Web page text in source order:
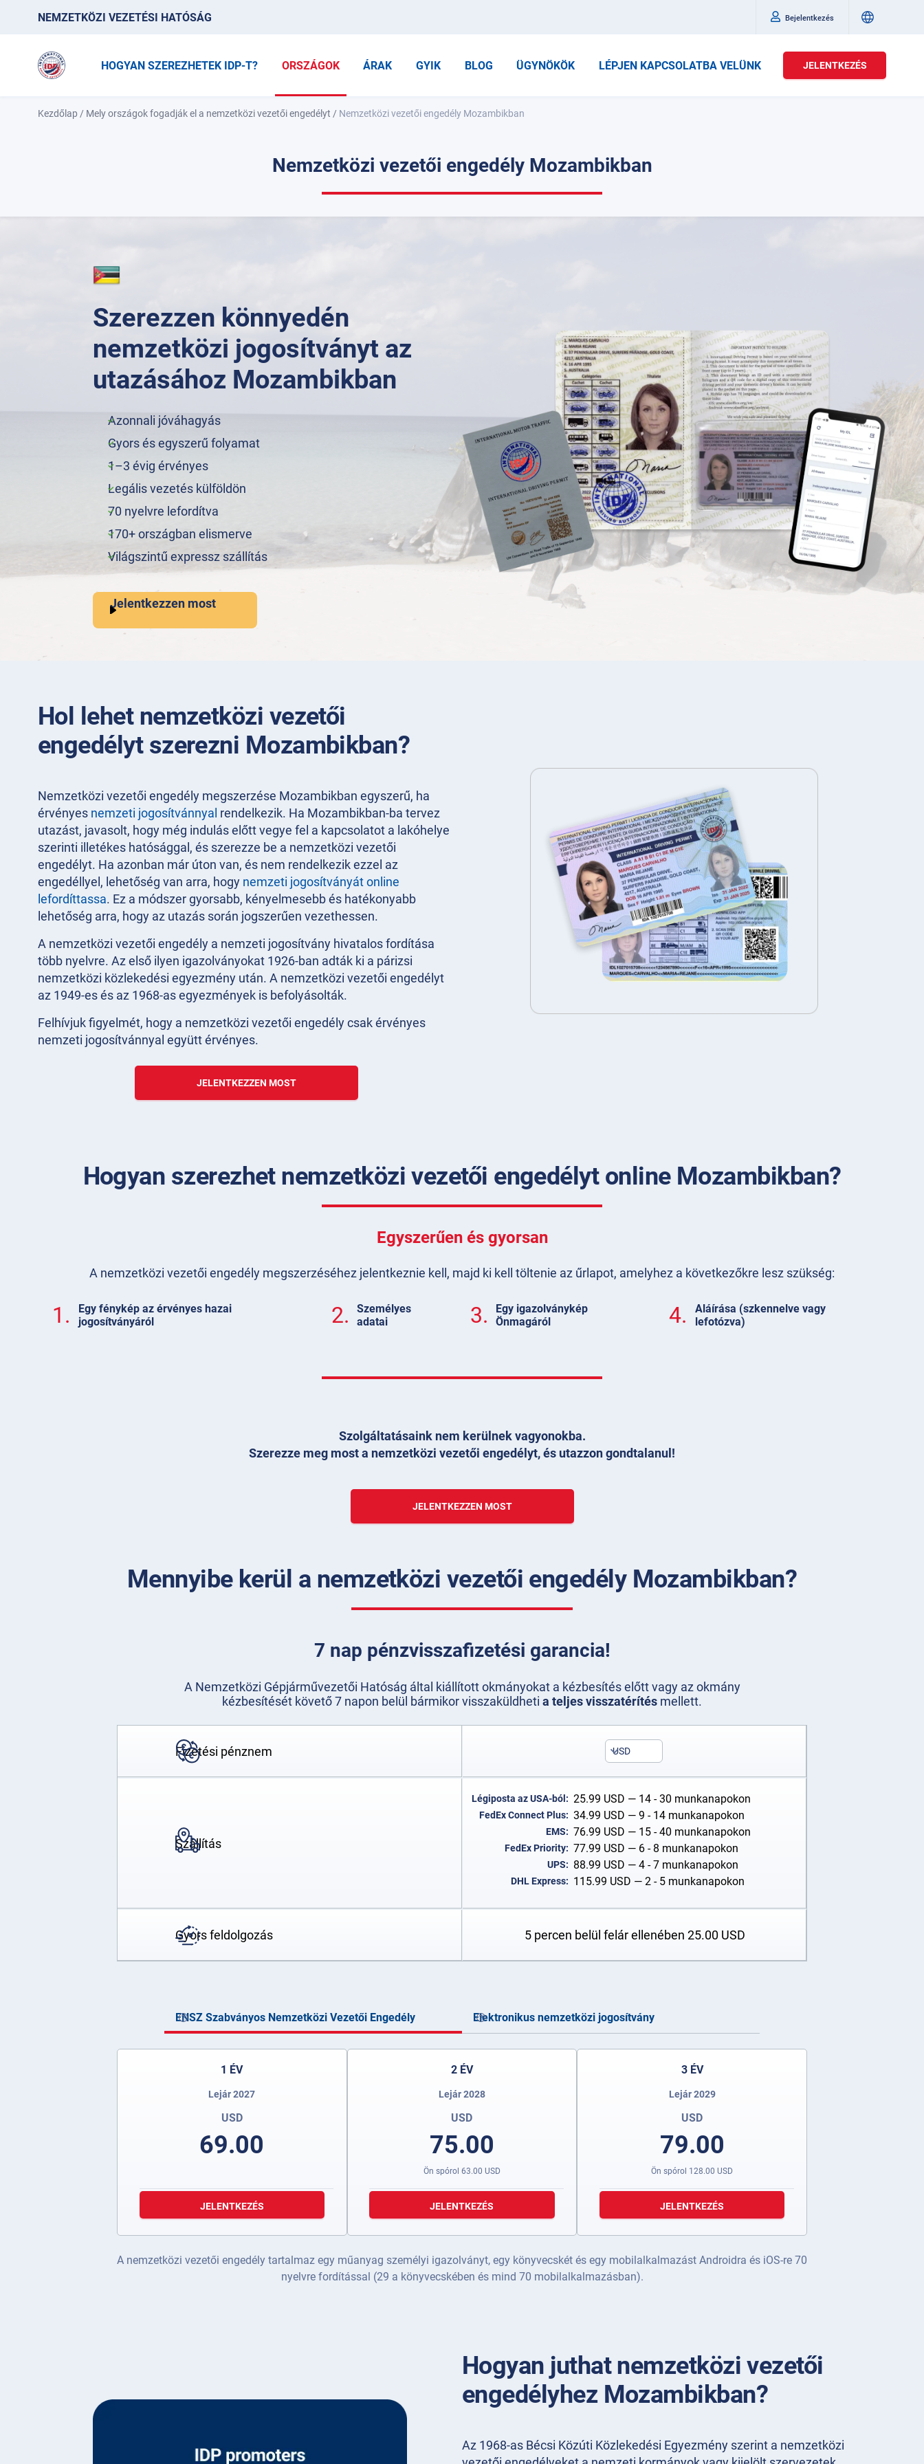
NEMZETKÖZI VEZETÉSI HATÓSÁG Bejelentkezés
HOGYAN SZEREZHETEK IDP-T? ORSZÁGOK ÁRAK GYIK BLOG ÜGYNÖKÖK LÉPJEN KAPCSOLATBA VELÜNK JELENTKEZÉS
Kezdőlap / Mely országok fogadják el a nemzetközi vezetői engedélyt / Nemzetközi vezetői engedély Mozambikban
Nemzetközi vezetői engedély Mozambikban
Szerezzen könnyedén
nemzetközi jogosítványt az
utazásához Mozambikban
Azonnali jóváhagyás
Gyors és egyszerű folyamat
1–3 évig érvényes
Legális vezetés külföldön
70 nyelvre lefordítva
170+ országban elismerve
Világszintű expressz szállítás
Jelentkezzen most
Hol lehet nemzetközi vezetői
engedélyt szerezni Mozambikban?
Nemzetközi vezetői engedély megszerzése Mozambikban egyszerű, ha
érvényes nemzeti jogosítvánnyal rendelkezik. Ha Mozambikban-ba tervez
utazást, javasolt, hogy még indulás előtt vegye fel a kapcsolatot a lakóhelye
szerinti illetékes hatósággal, és szerezze be a nemzetközi vezetői
engedélyt. Ha azonban már úton van, és nem rendelkezik ezzel az
engedéllyel, lehetőség van arra, hogy nemzeti jogosítványát online
lefordíttassa. Ez a módszer gyorsabb, kényelmesebb és hatékonyabb
lehetőség arra, hogy az utazás során jogszerűen vezethessen.
A nemzetközi vezetői engedély a nemzeti jogosítvány hivatalos fordítása
több nyelvre. Az első ilyen igazolványokat 1926-ban adták ki a párizsi
nemzetközi közlekedési egyezmény után. A nemzetközi vezetői engedélyt
az 1949-es és az 1968-as egyezmények is befolyásolták.
Felhívjuk figyelmét, hogy a nemzetközi vezetői engedély csak érvényes
nemzeti jogosítvánnyal együtt érvényes.
JELENTKEZZEN MOST
Hogyan szerezhet nemzetközi vezetői engedélyt online Mozambikban?
Egyszerűen és gyorsan
A nemzetközi vezetői engedély megszerzéséhez jelentkeznie kell, majd ki kell töltenie az űrlapot, amelyhez a következőkre lesz szükség:
1.
Egy fénykép az érvényes hazai
jogosítványáról
2.
Személyes
adatai
3.
Egy igazolványkép
Önmagáról
4.
Aláírása (szkennelve vagy
lefotózva)
Szolgáltatásaink nem kerülnek vagyonokba.
Szerezze meg most a nemzetközi vezetői engedélyt, és utazzon gondtalanul!
JELENTKEZZEN MOST
Mennyibe kerül a nemzetközi vezetői engedély Mozambikban?
7 nap pénzvisszafizetési garancia!
A Nemzetközi Gépjárművezetői Hatóság által kiállított okmányokat a kézbesítés előtt vagy az okmány
kézbesítését követő 7 napon belül bármikor visszaküldheti a teljes visszatérítés mellett.
Fizetési pénznem USD
Szállítás
Légiposta az USA-ból: 25.99 USD — 14 - 30 munkanapokon
FedEx Connect Plus: 34.99 USD — 9 - 14 munkanapokon
EMS: 76.99 USD — 15 - 40 munkanapokon
FedEx Priority: 77.99 USD — 6 - 8 munkanapokon
UPS: 88.99 USD — 4 - 7 munkanapokon
DHL Express: 115.99 USD — 2 - 5 munkanapokon
Gyors feldolgozás 5 percen belül felár ellenében 25.00 USD
ENSZ Szabványos Nemzetközi Vezetői Engedély Elektronikus nemzetközi jogosítvány
1 ÉV
Lejár 2027
USD
69.00
JELENTKEZÉS
2 ÉV
Lejár 2028
USD
75.00
Ön spórol 63.00 USD
JELENTKEZÉS
3 ÉV
Lejár 2029
USD
79.00
Ön spórol 128.00 USD
JELENTKEZÉS
A nemzetközi vezetői engedély tartalmaz egy műanyag személyi igazolványt, egy könyvecskét és egy mobilalkalmazást Androidra és iOS-re 70
nyelvre fordítással (29 a könyvecskében és mind 70 mobilalkalmazásban).
Hogyan juthat nemzetközi vezetői
engedélyhez Mozambikban?
Az 1968-as Bécsi Közúti Közlekedési Egyezmény szerint a nemzetközi